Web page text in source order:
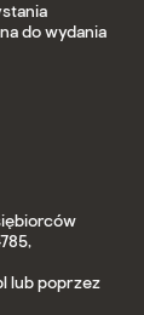
do wydania
lub poprzez